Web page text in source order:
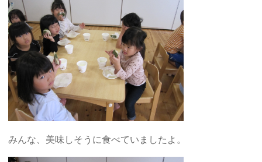
みんな、美味しそうに食べていましたよ。